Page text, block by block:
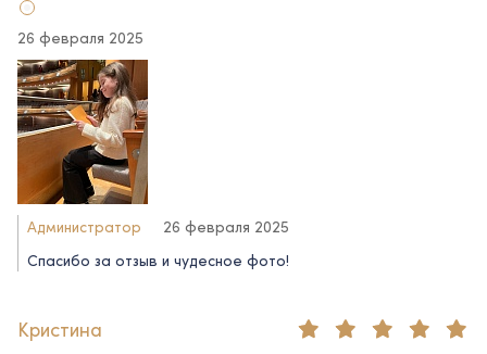
26 февраля 2025
Администратор
26 февраля 2025
Спасибо за отзыв и чудесное фото!
Кристина